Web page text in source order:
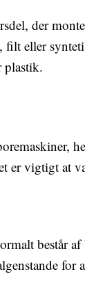
der
eller
plastik.
er vigtigt at
består
for